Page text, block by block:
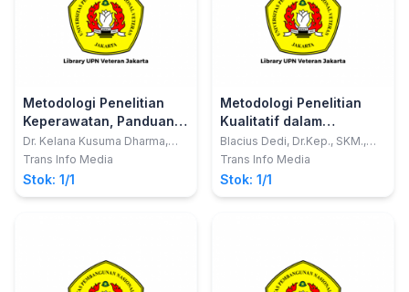
Metodologi Penelitian
Keperawatan, Panduan
Melaksanakan dan
Menerapkan Hasil
Penelitian - Edisi Revisi
Tahun 2015
Dr. Kelana Kusuma Dharma,
S.Kp., M.Kes
Trans Info Media
Stok: 1/1
Metodologi Penelitian
Kualitatif dalam
Keperawatan
Blacius Dedi, Dr.Kep., SKM.,
M.Kep.
Trans Info Media
Stok: 1/1